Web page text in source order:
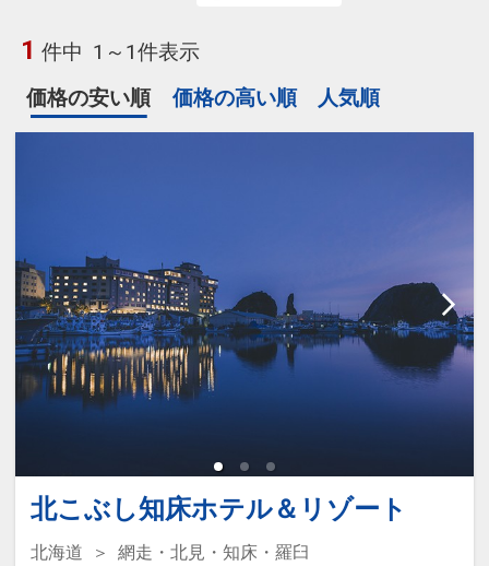
1 件中 1～1件表示
価格の安い順
価格の高い順 人気順
北こぶし知床ホテル＆リゾート
北海道
網走・北見・知床・羅臼